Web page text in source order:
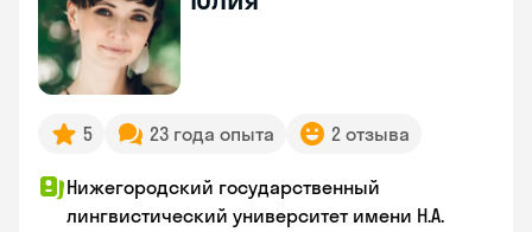
5 23 года опыта 2 отзыва
Нижегородский государственный
лингвистический университет имени Н.А.